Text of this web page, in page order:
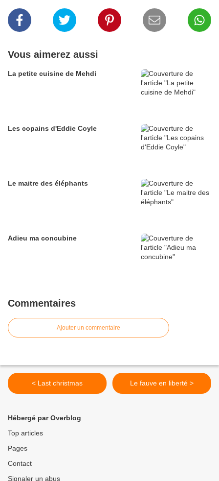
Vous aimerez aussi
La petite cuisine de Mehdi
Les copains d'Eddie Coyle
Le maitre des éléphants
Adieu ma concubine
Commentaires
Ajouter un commentaire
< Last christmas Le fauve en liberté >
Hébergé par Overblog
Top articles
Pages
Contact
Signaler un abus